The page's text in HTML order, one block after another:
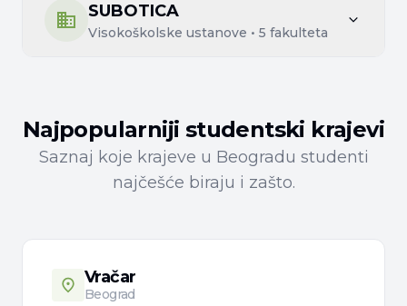
SUBOTICA
Visokoškolske ustanove • 5 fakulteta
Najpopularniji studentski krajevi
Saznaj koje krajeve u Beogradu studenti
najčešće biraju i zašto.
Vračar
Beograd